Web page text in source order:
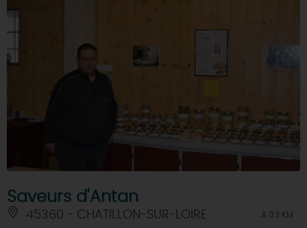
Saveurs d'Antan
45360 - CHATILLON-SUR-LOIRE À 0.3 KM